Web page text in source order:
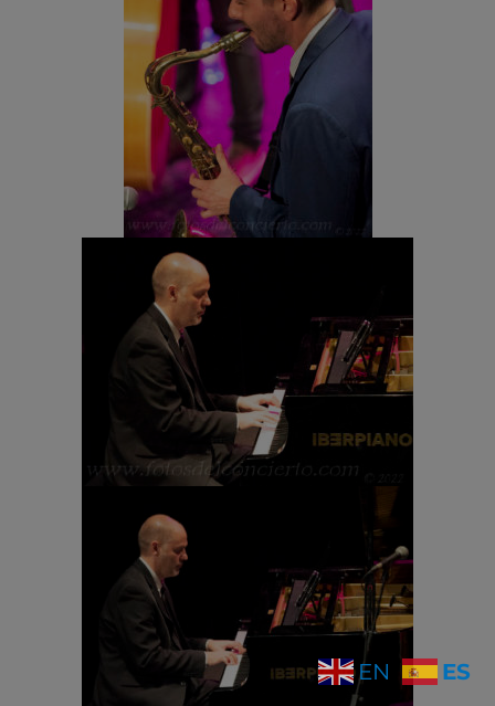
EN ES